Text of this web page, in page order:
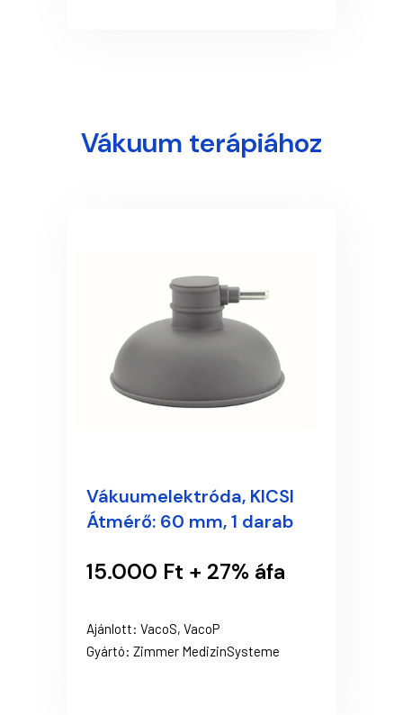
Vákuum terápiához
Vákuumelektróda, KICSI
Átmérő: 60 mm, 1 darab
15.000 Ft + 27% áfa
Ajánlott: VacoS, VacoP
Gyártó: Zimmer MedizinSysteme